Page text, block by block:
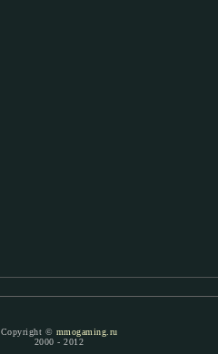
Copyright © mmogaming.ru
2000 - 2012